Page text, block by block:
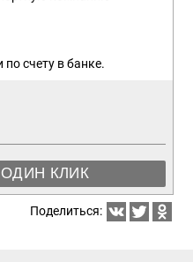
счету в банке.
КЛИК
Поделиться: